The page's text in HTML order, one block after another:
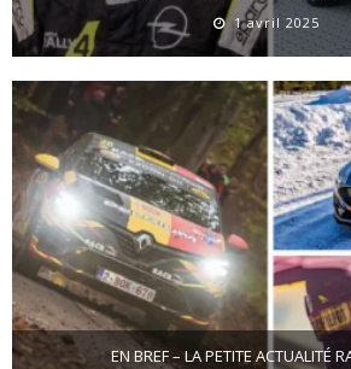
1 avril 2025
EN BREF – LA PETITE ACTUALITÉ